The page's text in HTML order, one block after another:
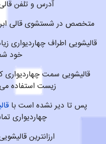
آدرس و تلفن
متخصص در شستشوی قالی
قالیشویی اطراف چهاردیواری
خود
قالیشویی سمت چهاردیواری
زیست استفاده
پس تا دیر نشده است با
چهاردیواری
ارزانترین